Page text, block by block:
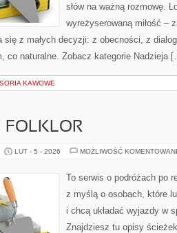
słów na ważną rozmowę.
wyreżyserowaną miłość –
się z małych decyzji: z obecności, z
co naturalne. Zobacz kategorie Nadzieja
KAWOWE
FOLKLOR
LUT - 5 - 2026 MOŻLIWOŚĆ
To serwis o podróżach po
z myślą o osobach, które
i chcą układać wyjazdy w
Znajdziesz tu opisy